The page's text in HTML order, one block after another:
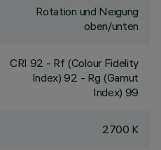
Rotation und Neigung
oben/unten
CRI 92 - Rf (Colour Fidelity
Index) 92 - Rg (Gamut
Index) 99
2700 K